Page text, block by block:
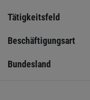
Tätigkeitsfeld
Beschäftigungsart
Bundesland